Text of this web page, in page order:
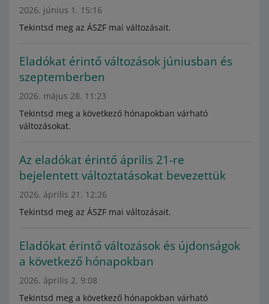
2026. június 1. 15:16
Tekintsd meg az ÁSZF mai változásait.
Eladókat érintő változások júniusban és
szeptemberben
2026. május 28. 11:23
Tekintsd meg a következő hónapokban várható
változásokat.
Az eladókat érintő április 21-re
bejelentett változtatásokat bevezettük
2026. április 21. 12:26
Tekintsd meg az ÁSZF mai változásait.
Eladókat érintő változások és újdonságok
a következő hónapokban
2026. április 2. 9:08
Tekintsd meg a következő hónapokban várható